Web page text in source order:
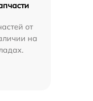
от
на